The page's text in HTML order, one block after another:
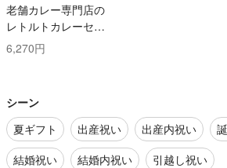
老舗カレー専門店の
レトルトカレーセッ
ト
6,270円
シーン
夏ギフト
出産祝い 出産内祝い
結婚祝い
結婚内祝い 引越し祝い